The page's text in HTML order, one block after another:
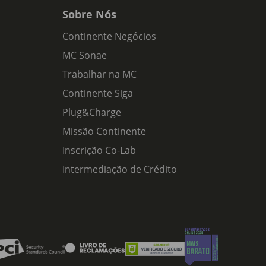
Sobre Nós
Continente Negócios
MC Sonae
Trabalhar na MC
Continente Siga
Plug&Charge
Missão Continente
Inscrição Co-Lab
Intermediação de Crédito